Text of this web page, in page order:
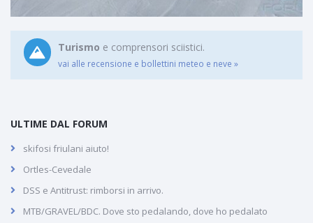
Turismo e comprensori sciistici.
vai alle recensione e bollettini meteo e neve »
ULTIME DAL FORUM
skifosi friulani aiuto!
Ortles-Cevedale
DSS e Antitrust: rimborsi in arrivo.
MTB/GRAVEL/BDC. Dove sto pedalando, dove ho pedalato